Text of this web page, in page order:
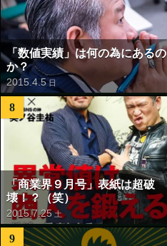
「数値実績」は何の為にあるの
か？
2015 .4.5 日
8
「商業界９月号」表紙は超破
壊！？（笑）
2015.7.25 土
9